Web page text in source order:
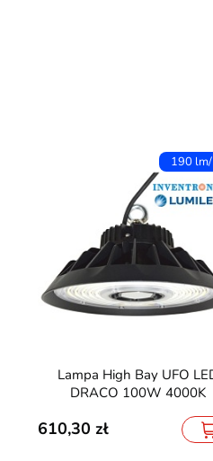
190
Lampa High Bay UFO LED
DRACO 100W 4000K
610,30